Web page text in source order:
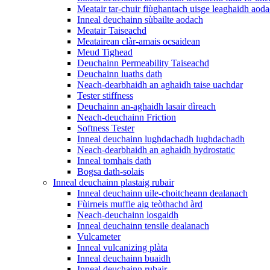
Meatair tar-chuir fiùghantach uisge leaghaidh
Inneal deuchainn sùbailte aodach
Meatair Taiseachd
Meatairean clàr-amais ocsaidean
Meud Tighead
Deuchainn Permeability Taiseachd
Deuchainn luaths dath
Neach-dearbhaidh an aghaidh taise uachdar
Tester stiffness
Deuchainn an-aghaidh lasair dìreach
Neach-deuchainn Friction
Softness Tester
Inneal deuchainn lughdachadh lughdachadh
Neach-dearbhaidh an aghaidh hydrostatic
Inneal tomhais dath
Bogsa dath-solais
Inneal deuchainn plastaig rubair
Inneal deuchainn uile-choitcheann dealanach
Fùirneis muffle aig teòthachd àrd
Neach-deuchainn losgaidh
Inneal deuchainn tensile dealanach
Vulcameter
Inneal vulcanizing plàta
Inneal deuchainn buaidh